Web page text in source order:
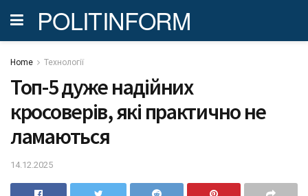
POLITINFORM
Home Технології
Топ-5 дуже надійних
кросоверів, які практично не
ламаються
14.12.2025